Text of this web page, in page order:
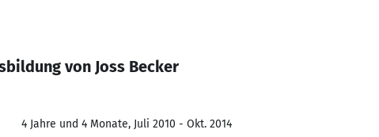
von Joss Becker
4 Jahre und 4 Monate, Juli 2010 - Okt. 2014